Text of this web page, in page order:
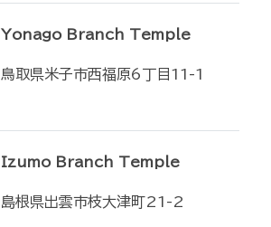
Yonago Branch Temple
鳥取県米子市西福原6丁目11-1
Izumo Branch Temple
島根県出雲市枝大津町21-2